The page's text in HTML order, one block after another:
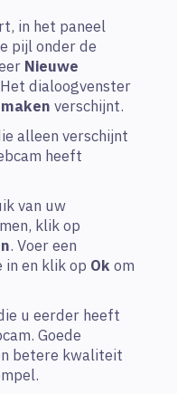
in het paneel
pijl onder de
Nieuwe
dialoogvenster
verschijnt.
alleen verschijnt
heeft
van uw
klik op
. Voer een
en klik op Okom
u eerder heeft
Goede
betere kwaliteit